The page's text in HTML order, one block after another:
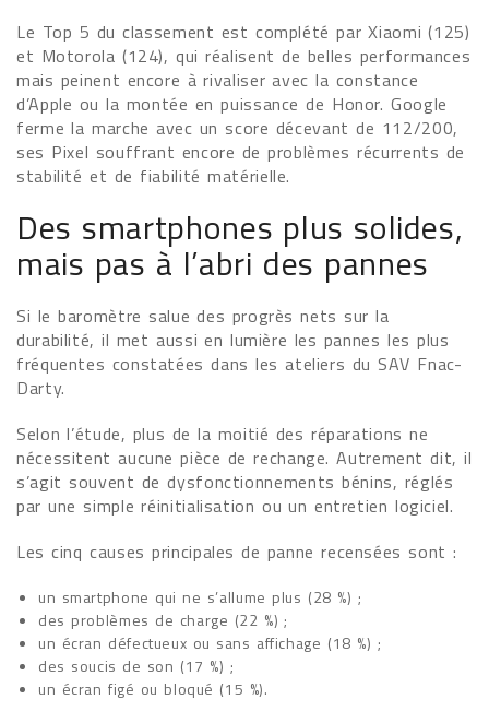
Le Top 5 du classement est complété par Xiaomi (125)
et Motorola (124), qui réalisent de belles performances
mais peinent encore à rivaliser avec la constance
d’Apple ou la montée en puissance de Honor. Google
ferme la marche avec un score décevant de 112/200,
ses Pixel souffrant encore de problèmes récurrents de
stabilité et de fiabilité matérielle.
Des smartphones plus solides,
mais pas à l’abri des pannes
Si le baromètre salue des progrès nets sur la
durabilité, il met aussi en lumière les pannes les plus
fréquentes constatées dans les ateliers du SAV Fnac-
Darty.
Selon l’étude, plus de la moitié des réparations ne
nécessitent aucune pièce de rechange. Autrement dit, il
s’agit souvent de dysfonctionnements bénins, réglés
par une simple réinitialisation ou un entretien logiciel.
Les cinq causes principales de panne recensées sont :
un smartphone qui ne s’allume plus (28 %) ;
des problèmes de charge (22 %) ;
un écran défectueux ou sans affichage (18 %) ;
des soucis de son (17 %) ;
un écran figé ou bloqué (15 %).